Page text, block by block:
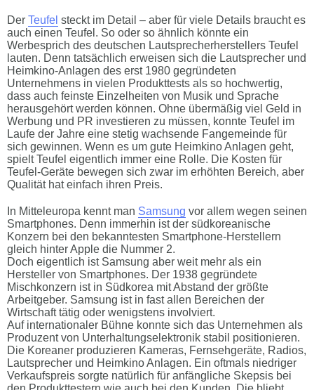
Der Teufel steckt im Detail – aber für viele Details braucht es
auch einen Teufel. So oder so ähnlich könnte ein
Werbesprich des deutschen Lautsprecherherstellers Teufel
lauten. Denn tatsächlich erweisen sich die Lautsprecher und
Heimkino-Anlagen des erst 1980 gegründeten
Unternehmens in vielen Produkttests als so hochwertig,
dass auch feinste Einzelheiten von Musik und Sprache
herausgehört werden können. Ohne übermäßig viel Geld in
Werbung und PR investieren zu müssen, konnte Teufel im
Laufe der Jahre eine stetig wachsende Fangemeinde für
sich gewinnen. Wenn es um gute Heimkino Anlagen geht,
spielt Teufel eigentlich immer eine Rolle. Die Kosten für
Teufel-Geräte bewegen sich zwar im erhöhten Bereich, aber
Qualität hat einfach ihren Preis.
In Mitteleuropa kennt man Samsung vor allem wegen seinen
Smartphones. Denn immerhin ist der südkoreanische
Konzern bei den bekanntesten Smartphone-Herstellern
gleich hinter Apple die Nummer 2.
Doch eigentlich ist Samsung aber weit mehr als ein
Hersteller von Smartphones. Der 1938 gegründete
Mischkonzern ist in Südkorea mit Abstand der größte
Arbeitgeber. Samsung ist in fast allen Bereichen der
Wirtschaft tätig oder wenigstens involviert.
Auf internationaler Bühne konnte sich das Unternehmen als
Produzent von Unterhaltungselektronik stabil positionieren.
Die Koreaner produzieren Kameras, Fernsehgeräte, Radios,
Lautsprecher und Heimkino Anlagen. Ein oftmals niedriger
Verkaufspreis sorgte natürlich für anfängliche Skepsis bei